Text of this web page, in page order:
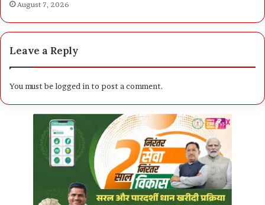
August 7, 2026
Leave a Reply
You must belogged into post a comment.